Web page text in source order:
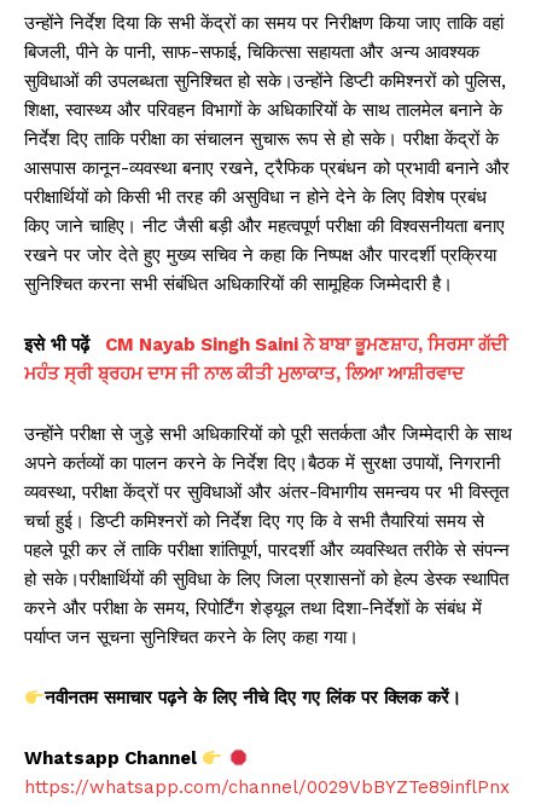
उन्होंने निर्देश दिया कि सभी केंद्रों का समय पर निरीक्षण किया जाए ताकि वहां
बिजली, पीने के पानी, साफ-सफाई, चिकित्सा सहायता और अन्य आवश्यक
सुविधाओं की उपलब्धता सुनिश्चित हो सके।उन्होंने डिप्टी कमिश्नरों को पुलिस,
शिक्षा, स्वास्थ्य और परिवहन विभागों के अधिकारियों के साथ तालमेल बनाने के
निर्देश दिए ताकि परीक्षा का संचालन सुचारू रूप से हो सके। परीक्षा केंद्रों के
आसपास कानून-व्यवस्था बनाए रखने, ट्रैफिक प्रबंधन को प्रभावी बनाने और
परीक्षार्थियों को किसी भी तरह की असुविधा न होने देने के लिए विशेष प्रबंध
किए जाने चाहिए। नीट जैसी बड़ी और महत्वपूर्ण परीक्षा की विश्वसनीयता बनाए
रखने पर जोर देते हुए मुख्य सचिव ने कहा कि निष्पक्ष और पारदर्शी प्रक्रिया
सुनिश्चित करना सभी संबंधित अधिकारियों की सामूहिक जिम्मेदारी है।
इसे भी पढ़ें
CM Nayab Singh Saini ਨੇ ਬਾਬਾ ਭੂਮਣਸ਼ਾਹ, ਸਿਰਸਾ ਗੱਦੀ
ਮਹੰਤ ਸ੍ਰੀ ਬ੍ਰਹਮ ਦਾਸ ਜੀ ਨਾਲ ਕੀਤੀ ਮੁਲਾਕਾਤ, ਲਿਆ ਆਸ਼ੀਰਵਾਦ
उन्होंने परीक्षा से जुड़े सभी अधिकारियों को पूरी सतर्कता और जिम्मेदारी के साथ
अपने कर्तव्यों का पालन करने के निर्देश दिए।बैठक में सुरक्षा उपायों, निगरानी
व्यवस्था, परीक्षा केंद्रों पर सुविधाओं और अंतर-विभागीय समन्वय पर भी विस्तृत
चर्चा हुई। डिप्टी कमिश्नरों को निर्देश दिए गए कि वे सभी तैयारियां समय से
पहले पूरी कर लें ताकि परीक्षा शांतिपूर्ण, पारदर्शी और व्यवस्थित तरीके से संपन्न
हो सके।परीक्षार्थियों की सुविधा के लिए जिला प्रशासनों को हेल्प डेस्क स्थापित
करने और परीक्षा के समय, रिपोर्टिंग शेड्यूल तथा दिशा-निर्देशों के संबंध में
पर्याप्त जन सूचना सुनिश्चित करने के लिए कहा गया।
नवीनतम समाचार पढ़ने के लिए नीचे दिए गए लिंक पर क्लिक करें।
Whatsapp Channel
https://whatsapp.com/channel/0029VbBYZTe89inflPnx